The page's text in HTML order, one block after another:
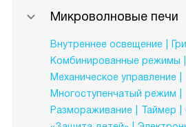
Микроволновые печи
Внутреннее освещение
Комбинированные режимы
Механическое управление
Многоступенчатый режим
Размораживание
Таймер